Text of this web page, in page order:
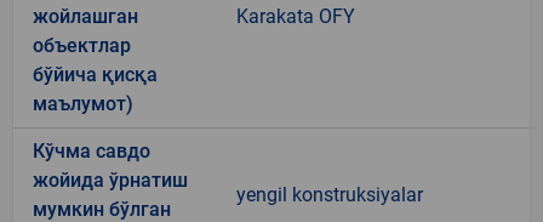
жойлашган
объектлар
бўйича қисқа
маълумот)
Karakata OFY
Кўчма савдо
жойида ўрнатиш
мумкин бўлган
yengil konstruksiyalar